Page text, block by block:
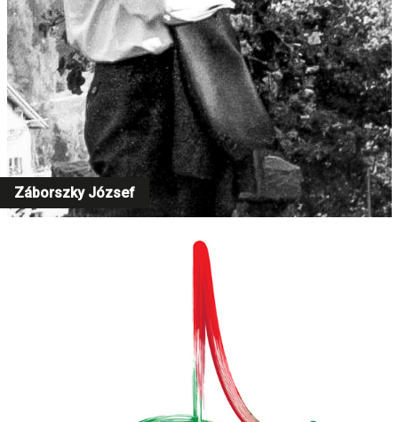
Záborszky József